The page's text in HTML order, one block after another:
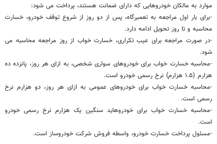
موارد به مالکان خودروهایی که دارای ضمانت هستند، پرداخت می شود:
-برای بار اول مراجعه به تعمیرگاه، پس از دو روز از شروع توقف خودرو، خسارت
محاسبه و تا روز تحویل ادامه دارد.
-در صورت مراجعه برای عیب تکراری، خسارت خواب از روز مراجعه محاسبه می
شود.
-محاسبه خسارت خواب برای خودروهای سواری شخصی، به ازای هر روز، پانزده ده
هزارم (۱.۵ هزارم) نرخ رسمی خودرو است.
-محاسبه خسارت خواب برای خودروهای عمومی به ازای هر روز، دو هزارم نرخ
رسمی است.
-محاسبه خسارت خواب برای خودروهاید سنگین یک هزارم نرخ رسمی خودرو
است.
-مسئول پرداخت خسارت خودرو، واسطه فروش شرکت خودروساز است.